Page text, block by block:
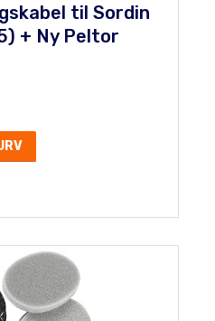
til Sordin
+ Ny Peltor